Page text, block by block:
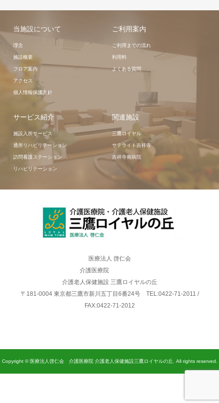
当施設について
理念
施設概要
フロア案内
アクセス
個人情報保護方針
ご利用案内
ご利用までの流れ
利用料
よくある質問
サービス紹介
施設入所サービス
通所リハビリテーション
訪問看護ステーション
リハビリテーション
関連施設
三鷹ロイヤル
サテライト吉祥寺
吉祥寺南病院
医療法人 啓仁会
介護医療院
介護老人保健施設 三鷹ロイヤルの丘
〒181-0004 東京都三鷹市新川五丁目6番24号 TEL:0422-71-2011 /
FAX:0422-71-2012
Copyright © 医療法人啓仁会 介護医療院 介護老人保健施設三鷹ロイヤルの丘. All rights reserved.